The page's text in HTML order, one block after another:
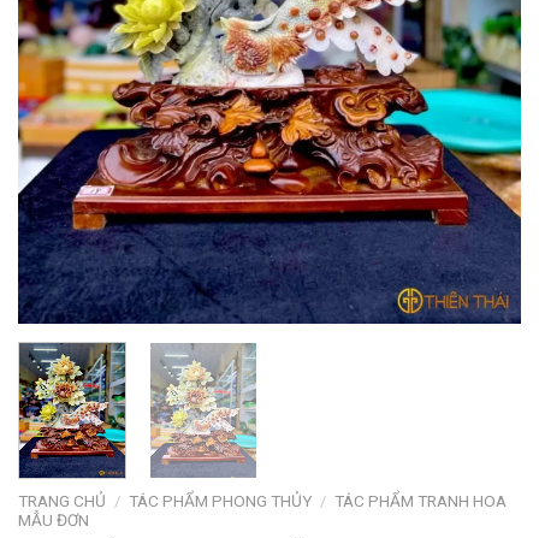
TRANG CHỦ / TÁC PHẨM PHONG THỦY / TÁC PHẨM TRANH HOA
MẪU ĐƠN